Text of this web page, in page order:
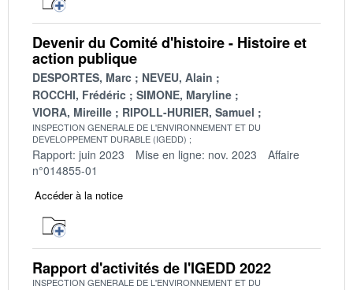
Devenir du Comité d'histoire - Histoire et
action publique
DESPORTES, Marc
NEVEU, Alain
ROCCHI, Frédéric
SIMONE, Maryline
VIORA, Mireille
RIPOLL-HURIER, Samuel
INSPECTION GENERALE DE L'ENVIRONNEMENT ET DU
DEVELOPPEMENT DURABLE (IGEDD)
Rapport: juin 2023 Mise en ligne: nov. 2023
Affaire
n°014855-01
Accéder à la notice
Rapport d'activités de l'IGEDD 2022
INSPECTION GENERALE DE L'ENVIRONNEMENT ET DU